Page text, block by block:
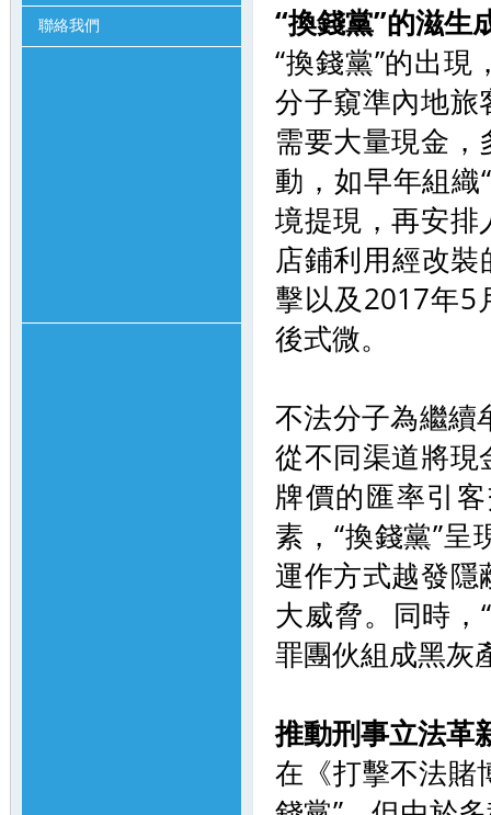
聯絡我們
“換錢黨”的滋生
“換錢黨”的出
分子窺準內地
需要大量現金
動，如早年組織
境提現，再安
店鋪利用經改
擊以及2017年5
後式微。
不法分子為繼續
從不同渠道將
牌價的匯率引
素，“換錢黨”
運作方式越發
大威脅。同時，
罪團伙組成黑灰
推動刑事立法革
在《打擊不法賭